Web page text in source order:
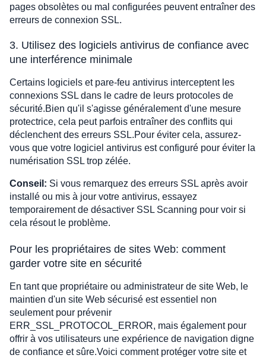
pages obsolètes ou mal configurées peuvent entraîner des
erreurs de connexion SSL.
3. Utilisez des logiciels antivirus de confiance avec
une interférence minimale
Certains logiciels et pare-feu antivirus interceptent les
connexions SSL dans le cadre de leurs protocoles de
sécurité.Bien qu'il s'agisse généralement d'une mesure
protectrice, cela peut parfois entraîner des conflits qui
déclenchent des erreurs SSL.Pour éviter cela, assurez-
vous que votre logiciel antivirus est configuré pour éviter la
numérisation SSL trop zélée.
Conseil: Si vous remarquez des erreurs SSL après avoir
installé ou mis à jour votre antivirus, essayez
temporairement de désactiver SSL Scanning pour voir si
cela résout le problème.
Pour les propriétaires de sites Web: comment
garder votre site en sécurité
En tant que propriétaire ou administrateur de site Web, le
maintien d'un site Web sécurisé est essentiel non
seulement pour prévenir
ERR_SSL_PROTOCOL_ERROR, mais également pour
offrir à vos utilisateurs une expérience de navigation digne
de confiance et sûre.Voici comment protéger votre site et